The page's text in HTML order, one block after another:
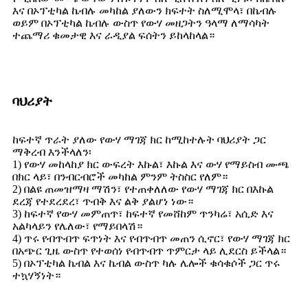
እና በኦፕቲካል ኬብሉ መካከል ያለውን ክፍተት ስለሚሞላ፣ በኬብሉ
ወይም በኦፕቲካል ኬብሉ ውስጥ የውሃ መዘጋትን ዓላማ ለማሳካት
ተጨማሪ ቁመታዊ እና ራዲያል ፍሰትን ይከላከላል።
ባህሪያት
ከፍተኛ ጥራት ያለው የውሃ ማገጃ ክር ከሚከተሉት ባህሪያት ጋር
ማቅረብ እንችላለን፡
1) የውሃ መከላከያ ክር ውፍረት እኩል፣ እኩል እና ውሃ የማይስብ ሙጫ
በክር ላይ፣ በንብርብሮች መካከል ምንም ትስስር የለም።
2) በልዩ ጠመዝማዛ ማሽን፣ የተጠቀለለው የውሃ ማገጃ ክር በእኩል
ደረጃ የተደረደረ፣ ጥብቅ እና ልቅ ያልሆነ ነው።
3) ከፍተኛ የውሃ መምጠጥ፣ ከፍተኛ የመሸከም ጥንካሬ፣ አሲድ እና
አልካላይን የሌለው፣ የማይበላሽ።
4) ጥሩ የብጥብጥ ፍጥነት እና የብጥብጥ መጠን ሲኖር፣ የውሃ ማገጃ ክር
በአጭር ጊዜ ውስጥ የተወሰነ የብጥብጥ ጥምርታ ላይ ሊደርስ ይችላል።
5) በኦፕቲካል ኬብል እና ኬብል ውስጥ ካሉ ሌሎች ቁሳቁሶች ጋር ጥሩ
ተኳሃኝነት።